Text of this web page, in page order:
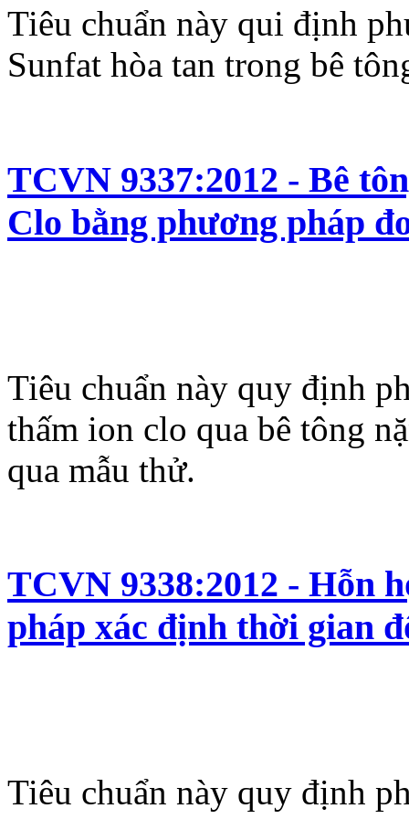
Tiêu chuẩn này qui định
Sunfat hòa tan trong bê
TCVN 9337:2012 - Bê
Clo bằng phương pháp
Tiêu chuẩn này quy định
thấm ion clo qua bê tông
qua mẫu thử.
TCVN 9338:2012 - Hỗn
pháp xác định thời gian
Tiêu chuẩn này quy định